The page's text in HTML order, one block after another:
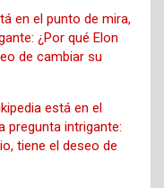
en el punto de mira,
¿Por qué Elon
de cambiar su
está en el
pregunta intrigante:
tiene el deseo de